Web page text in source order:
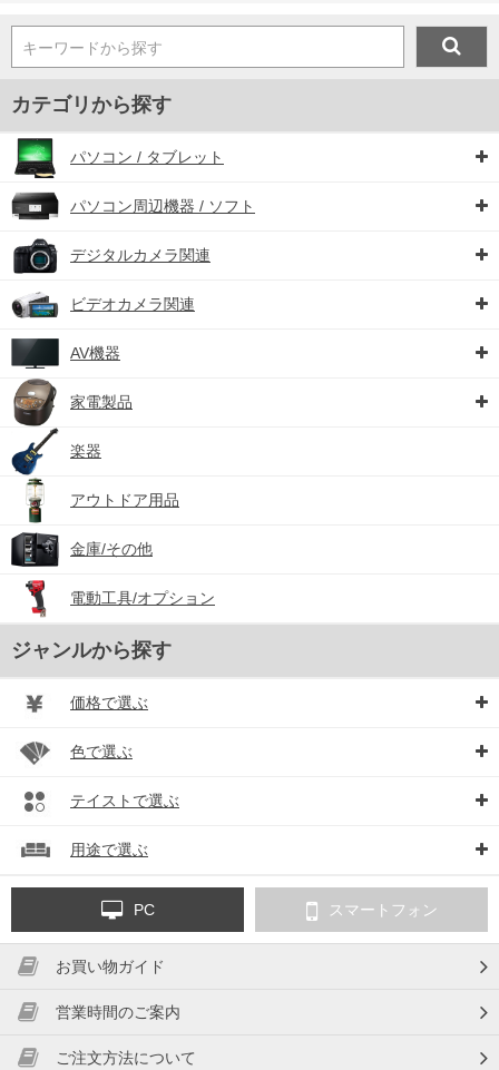
キーワードから探す
カテゴリから探す
パソコン / タブレット
パソコン周辺機器 / ソフト
デジタルカメラ関連
ビデオカメラ関連
AV機器
家電製品
楽器
アウトドア用品
金庫/その他
電動工具/オプション
ジャンルから探す
価格で選ぶ
色で選ぶ
テイストで選ぶ
用途で選ぶ
PC スマートフォン
お買い物ガイド
営業時間のご案内
ご注文方法について